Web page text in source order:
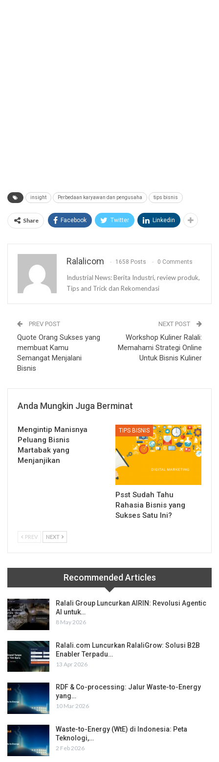
insight Perbedaan karyawan dan pengusaha tips bisnis
Share Facebook Twitter Linkedin
Ralalicom 1658 Posts 0 Comments
Industrial News: Berita Industri, review produk,
Tips and Trick dan Rekomendasi
PREV POST
Quote Orang Sukses yang
membuat Kamu
Semangat Menjalani
Bisnis
NEXT POST
Workshop Kuliner Ralali:
Memahami Strategi Online
Untuk Bisnis Kuliner
Anda Mungkin Juga Berminat
Mengintip Manisnya
Peluang Bisnis
Martabak yang
Menjanjikan
TIPS BISNIS
Psst Sudah Tahu
Rahasia Bisnis yang
Sukses Satu Ini?
PREV NEXT
Recommended Articles
Ralali Group Luncurkan AIRIN: Revolusi Agentic
AI untuk…
8 May 2026
Ralali.com Luncurkan RalaliGrow: Solusi B2B
Enabler Terpadu…
13 Apr 2026
RDF & Co-processing: Jalur Waste-to-Energy
yang…
10 Mar 2026
Waste-to-Energy (WtE) di Indonesia: Peta
Teknologi,…
2 Feb 2026